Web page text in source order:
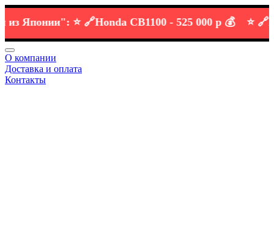
⭐️ 🔗 Honda CB1100 -525 000 р 💰 ⭐️ 🔗 KTM
О компании
Доставка и оплата
Контакты